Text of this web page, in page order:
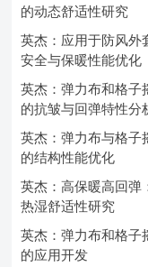
的动态舒适性研究
英杰：应用于防风外
安全与保暖性能优化
英杰：弹力布和格子
的抗皱与回弹特性分
英杰：弹力布与格子
的结构性能优化
英杰：高保暖高回弹
热湿舒适性研究
英杰：弹力布和格子
的应用开发